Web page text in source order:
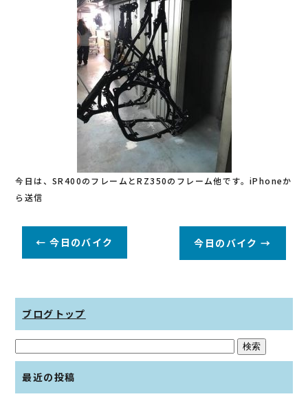
今日は、SR400のフレームとRZ350のフレーム他です。iPhoneか
ら送信
← 今日のバイク 今日のバイク→
ブログトップ
最近の投稿